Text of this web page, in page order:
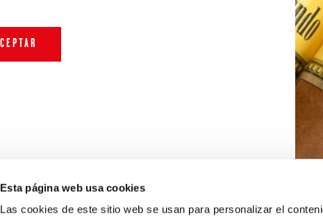
Esta página web usa cookies
Las cookies de este sitio web se usan para personalizar el